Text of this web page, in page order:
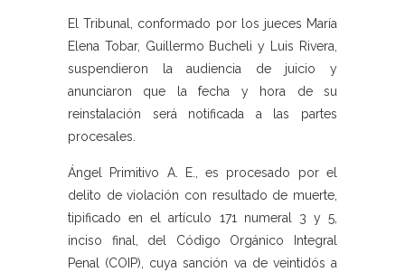
El Tribunal, conformado por los jueces María
Elena Tobar, Guillermo Bucheli y Luis Rivera,
suspendieron la audiencia de juicio y
anunciaron que la fecha y hora de su
reinstalación será notificada a las partes
procesales.
Ángel Primitivo A. E., es procesado por el
delito de violación con resultado de muerte,
tipificado en el artículo 171 numeral 3 y 5,
inciso final, del Código Orgánico Integral
Penal (COIP), cuya sanción va de veintidós a